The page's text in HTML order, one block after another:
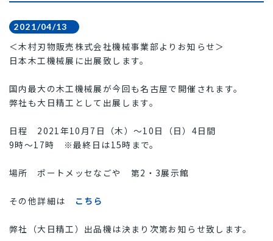
2021/04/13
＜木村刃物販売株式会社機械事業部よりお知らせ＞
日本木工機械展に出展致します。
国内最大の木工機械展が今回も名古屋で開催されます。
弊社も大日精工として出展します。
日程 2021年10月7日（木）～10日（日）4日間
9時～17時 ※最終日は15時まで。
場所 ポートメッセなごや 第2・3展示館
その他詳細は こちら
弊社（大日精工）出品機は決まり次第お知らせ致します。